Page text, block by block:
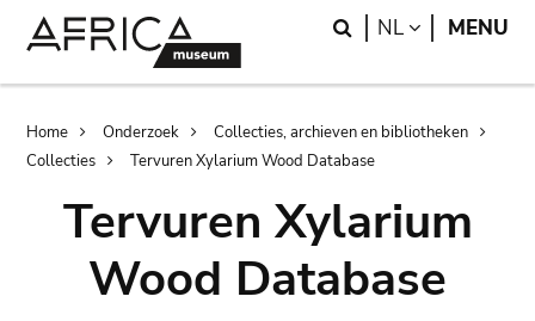
Search
NL LANGUAGE
MENU
Breadcrumb
Home Onderzoek
Collecties, archieven en bibliotheken
Collecties
Tervuren Xylarium Wood Database
Tervuren Xylarium
Wood Database